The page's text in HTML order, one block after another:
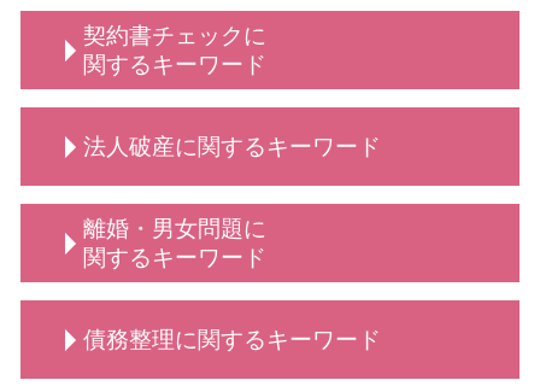
法人 弁護士 顧問
顧問 法人契約
顧問 事業主
保護者クレーム 理不尽
顧問弁護士 デメリット
法人 顧問
診療 拒否
給食費 滞納
弁護士 顧問契約 メリット
売掛金 時効
企業法務 とは
動物病院 トラブル
動物病院向け 弁護士 サービス
弁護士 相談 獣医師側
動物病院向け各種サービス 訴訟 弁護士
弁護士 相談 動物病院側
弁護士 誹謗中傷対策
動物病院向け 弁護士
動物病院向け各種サービス 弁護士
動物病院側・獣医師側 法律相談
契約書チェックに
関するキーワード
業務委託契約書 作り方
リーガルチェック 弁護士
契約交渉 契約書作成等 弁護士
弁護士 契約交渉 契約書作成
秘密保持契約 nda
契約書 書き方
法人破産に関するキーワード
法人破産 費用がない
法人破産とは
法人破産 登記
法人破産 原因
離婚・男女問題に
関するキーワード
養育費 平均
弁護士 離婚・男女問題
債務整理に関するキーワード